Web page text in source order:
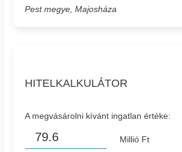
Pest megye, Majosháza
HITELKALKULÁTOR
A megvásárolni kívánt ingatlan értéke:
Millió Ft